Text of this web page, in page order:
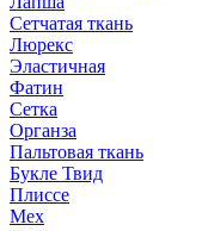
Сетчатая ткань
Люрекс
Эластичная
Фатин
Сетка
Органза
Пальтовая ткань
Букле Твид
Плиссе
Мех